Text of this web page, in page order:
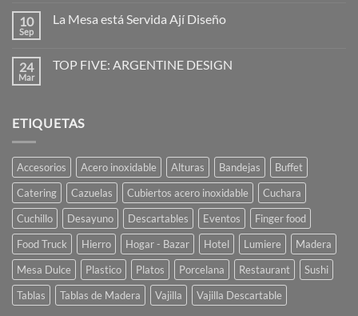
al
poder
en
para
restaurantes
10
Sep
La Mesa está Servida Ají Diseño
en
Ají
Diseño
24
Mar
TOP FIVE: ARGENTINE DESIGN
TOP
ETIQUETAS
Accesorios Acero inoxidable Alturas Bandejas
Buffet
Catering
Cazuelas Cubiertos acero inoxidable
Cuchara
Cuchillo
Desayuno Descartables Eventos
Finger food
Food Truck
Hierro Hogar - Bazar Hotel Lumiere
Madera
Mesa Dulce
Plastico Platos Porcelana Restaurant
Sushi
Tablas
Tablas de Madera Vajilla Vajilla Descartable